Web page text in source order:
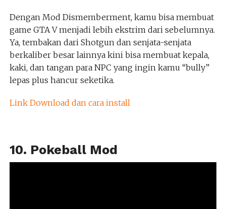
Dengan Mod Dismemberment, kamu bisa membuat
game GTA V menjadi lebih ekstrim dari sebelumnya.
Ya, tembakan dari Shotgun dan senjata-senjata
berkaliber besar lainnya kini bisa membuat kepala,
kaki, dan tangan para NPC yang ingin kamu “bully”
lepas plus hancur seketika.
Link Download dan cara install
10. Pokeball Mod